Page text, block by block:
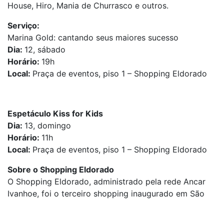
House, Hiro, Mania de Churrasco e outros.
Serviço:
Marina Gold: cantando seus maiores sucesso
Dia: 12, sábado
Horário: 19h
Local: Praça de eventos, piso 1 – Shopping Eldorado
Espetáculo Kiss for Kids
Dia: 13, domingo
Horário: 11h
Local: Praça de eventos, piso 1 – Shopping Eldorado
Sobre o Shopping Eldorado
O Shopping Eldorado, administrado pela rede Ancar
Ivanhoe, foi o terceiro shopping inaugurado em São